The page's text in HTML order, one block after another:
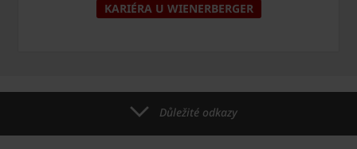
KARIÉRA U WIENERBERGER
Důležité odkazy